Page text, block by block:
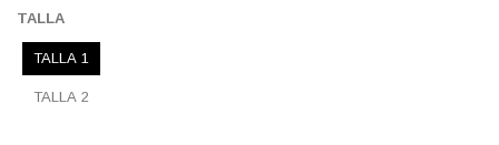
TALLA
TALLA 1
TALLA 2